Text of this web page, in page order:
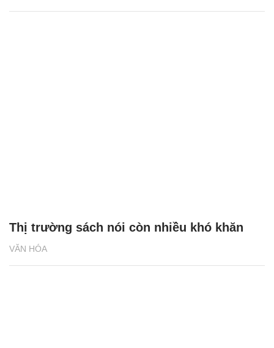
VĂN HÓA
Thị trường sách nói còn nhiều khó khăn